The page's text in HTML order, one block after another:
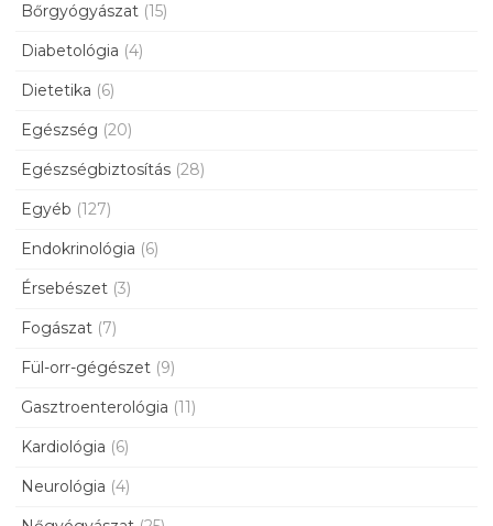
Bőrgyógyászat (15)
Diabetológia (4)
Dietetika (6)
Egészség (20)
Egészségbiztosítás (28)
Egyéb (127)
Endokrinológia (6)
Érsebészet (3)
Fogászat (7)
Fül-orr-gégészet (9)
Gasztroenterológia (11)
Kardiológia (6)
Neurológia (4)